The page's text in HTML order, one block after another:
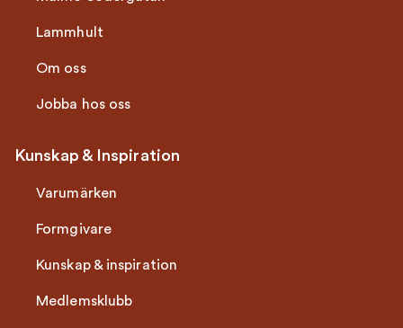
Lammhult
Om oss
Jobba hos oss
Kunskap & Inspiration
Varumärken
Formgivare
Kunskap & inspiration
Medlemsklubb